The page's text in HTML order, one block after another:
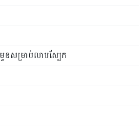
នសម្រាប់លាបស្បែក